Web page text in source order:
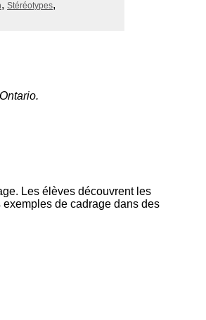
Stéréotypes
Les élèves découvrent les
de cadrage dans des